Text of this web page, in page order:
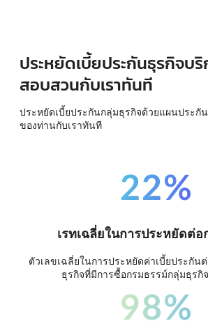
ประหยัดเบี้ยประกันธุรกิจบ
สอบสวนกับเราทันที
ประหยัดเบี้ยประกันกลุ่มธุรกิจด้วยแผนประกั
ของท่านกับเราทันที
22%
เรทเฉลี่ยในการประหยัดต่
ตัวเลขเฉลี่ยในการประหยัดค่าเบี้ยประกัน
ธุรกิจที่มีการซื้อกรมธรรม์กลุ่มธุรกิ
98%